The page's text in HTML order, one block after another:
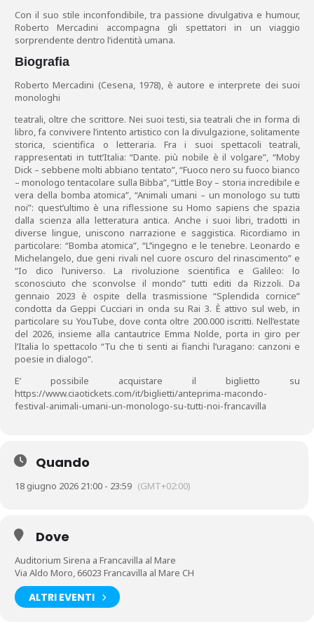
Con il suo stile inconfondibile, tra passione divulgativa e humour,
Roberto Mercadini accompagna gli spettatori in un viaggio
sorprendente dentro l’identità umana.
Biografia
Roberto Mercadini (Cesena, 1978), è autore e interprete dei suoi
monologhi
teatrali, oltre che scrittore. Nei suoi testi, sia teatrali che in forma di
libro, fa convivere l’intento artistico con la divulgazione, solitamente
storica, scientifica o letteraria. Fra i suoi spettacoli teatrali,
rappresentati in tutt’Italia: “Dante. più nobile è il volgare”, “Moby
Dick – sebbene molti abbiano tentato”, “Fuoco nero su fuoco bianco
– monologo tentacolare sulla Bibba”, “Little Boy – storia incredibile e
vera della bomba atomica”, “Animali umani – un monologo su tutti
noi”: quest’ultimo è una riflessione su Homo sapiens che spazia
dalla scienza alla letteratura antica. Anche i suoi libri, tradotti in
diverse lingue, uniscono narrazione e saggistica. Ricordiamo in
particolare: “Bomba atomica”, “L’’ingegno e le tenebre. Leonardo e
Michelangelo, due geni rivali nel cuore oscuro del rinascimento” e
“Io dico l’universo. La rivoluzione scientifica e Galileo: lo
sconosciuto che sconvolse il mondo” tutti editi da Rizzoli. Da
gennaio 2023 è ospite della trasmissione “Splendida cornice”
condotta da Geppi Cucciari in onda su Rai 3. È attivo sul web, in
particolare su YouTube, dove conta oltre 200.000 iscritti. Nell’estate
del 2026, insieme alla cantautrice Emma Nolde, porta in giro per
l’Italia lo spettacolo “Tu che ti senti ai fianchi l’uragano: canzoni e
poesie in dialogo”.
E’ possibile acquistare il biglietto su
https://www.ciaotickets.com/it/biglietti/anteprima-macondo-
festival-animali-umani-un-monologo-su-tutti-noi-francavilla
Quando
18 giugno 2026 21:00 - 23:59 (GMT+02:00)
Dove
Auditorium Sirena a Francavilla al Mare
Via Aldo Moro, 66023 Francavilla al Mare CH
ALTRI EVENTI